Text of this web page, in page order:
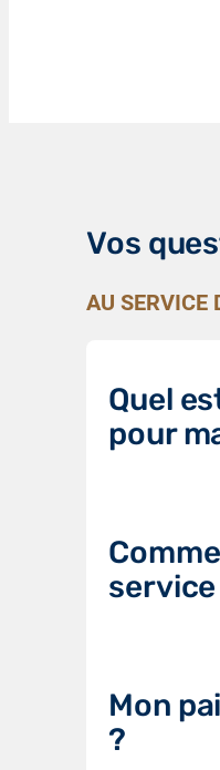
Vos
AU SERVICE
Quel
pour
Mon
?